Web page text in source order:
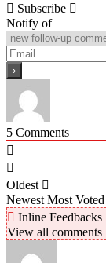
Subscribe
Notify of
5 Comments
Oldest
Newest Most Voted
Inline Feedbacks
View all comments